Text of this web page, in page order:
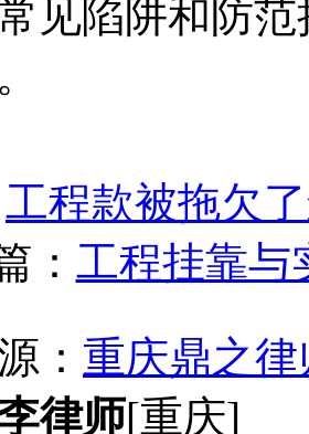
见陷阱和防
工程款被拖欠
： 工程挂靠与
： 重庆鼎之
律师[重庆]